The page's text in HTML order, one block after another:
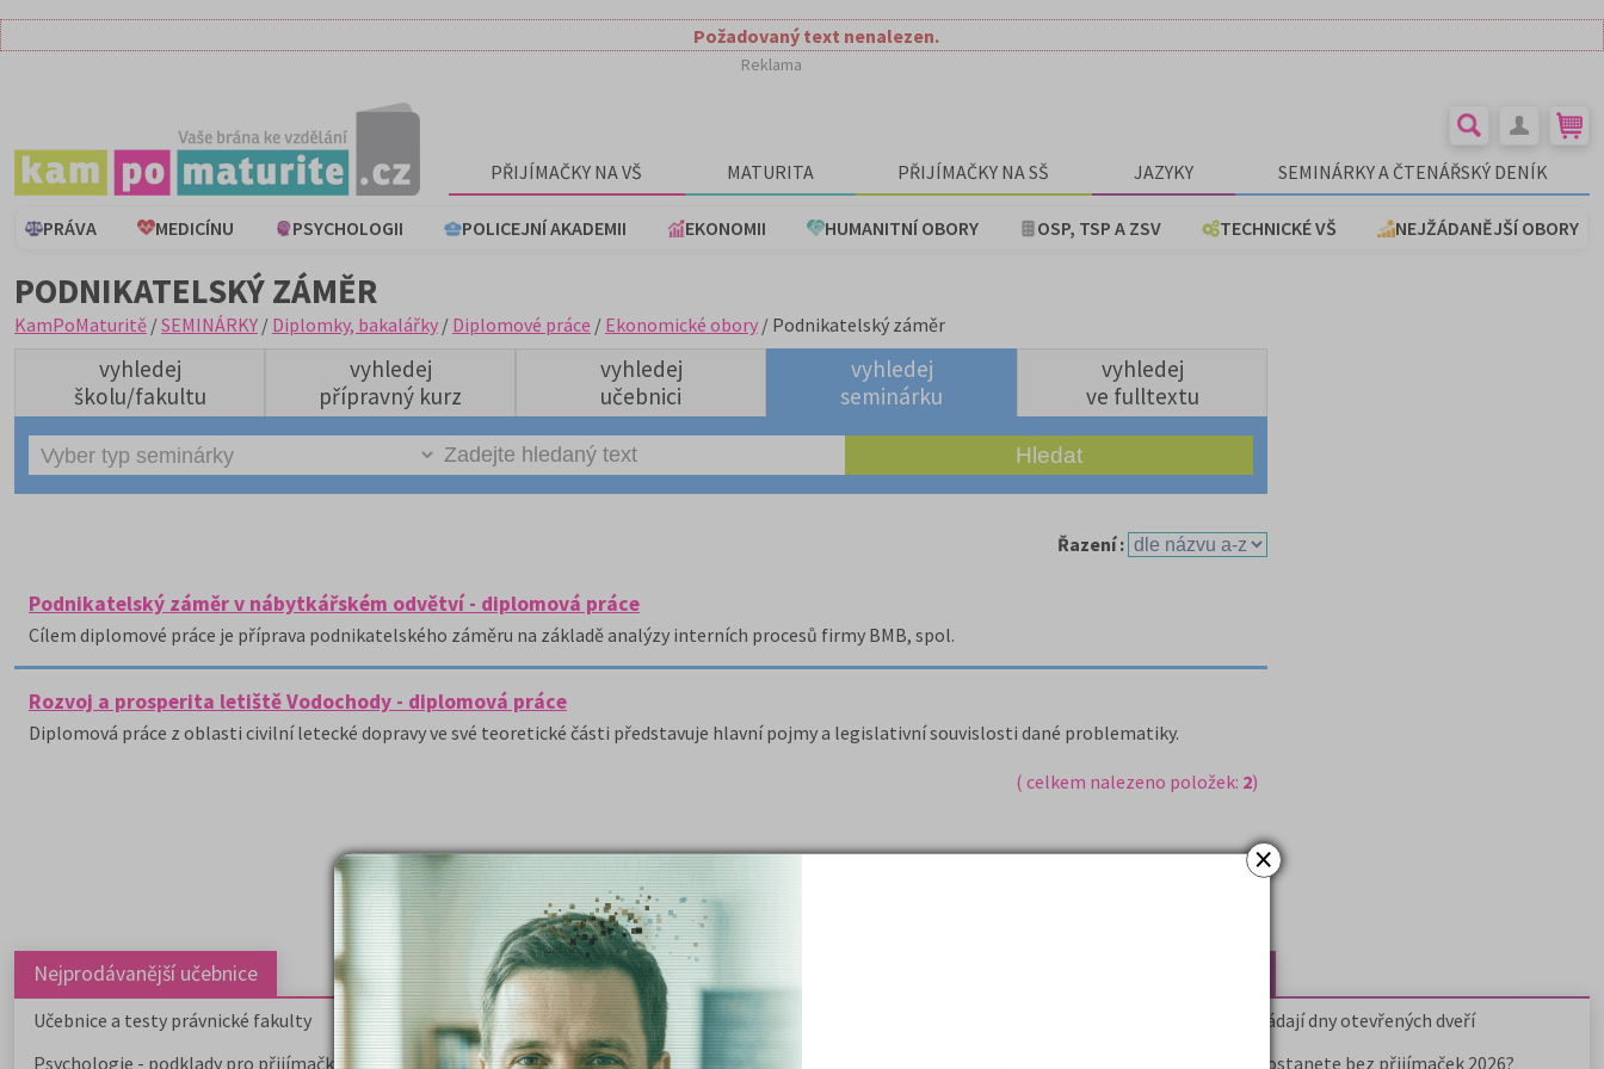
Požadovaný text nenalezen.
×
Reklama
PŘIJÍMAČKY NA VŠ MATURITA PŘIJÍMAČKY NA SŠ JAZYKY SEMINÁRKY A ČTENÁŘSKÝ DENÍK
PRÁVA MEDICÍNU PSYCHOLOGII POLICEJNÍ AKADEMII EKONOMII HUMANITNÍ OBORY OSP, TSP A ZSV TECHNICKÉ VŠ NEJŽÁDANĚJŠÍ OBORY
PODNIKATELSKÝ ZÁMĚR
KamPoMaturitě /SEMINÁRKY / Diplomky, bakalářky / Diplomové práce / Ekonomické obory / Podnikatelský záměr
vyhledej
školu/fakultu
vyhledej
přípravný kurz
vyhledej
učebnici
vyhledej
seminárku
vyhledej
ve fulltextu
Řazení :
Podnikatelský záměr v nábytkářském odvětví - diplomová práce
Cílem diplomové práce je příprava podnikatelského záměru na základě analýzy interních procesů firmy BMB, spol.
Rozvoj a prosperita letiště Vodochody - diplomová práce
Diplomová práce z oblasti civilní letecké dopravy ve své teoretické části představuje hlavní pojmy a legislativní souvislosti dané problematiky.
( celkem nalezeno položek: 2)
Nejprodávanější učebnice
Učebnice a testy právnické fakulty
Psychologie - podklady pro přijímačky
Nejžádanější kurzy
Právnické fakulty
Psychologie
Kdy vysoké školy pořádají dny otevřených dveří
Na které fakulty se dostanete bez přijímaček 2026?